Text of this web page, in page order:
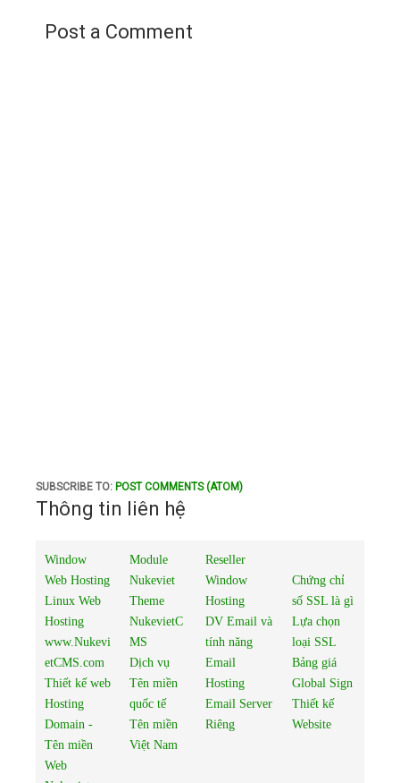
Post a Comment
SUBSCRIBE TO: POST COMMENTS (ATOM)
Thông tin liên hệ
Window
Web Hosting
Linux Web
Hosting
www.Nukevi
etCMS.com
Thiết kế web
Hosting
Domain -
Tên miền
Web
Module
Nukeviet
Theme
NukevietC
MS
Dịch vụ
Tên miền
quốc tế
Tên miền
Việt Nam
Reseller
Window
Hosting
DV Email và
tính năng
Email
Hosting
Email Server
Riêng
Chứng chỉ
số SSL là gì
Lựa chọn
loại SSL
Bảng giá
Global Sign
Thiết kế
Website